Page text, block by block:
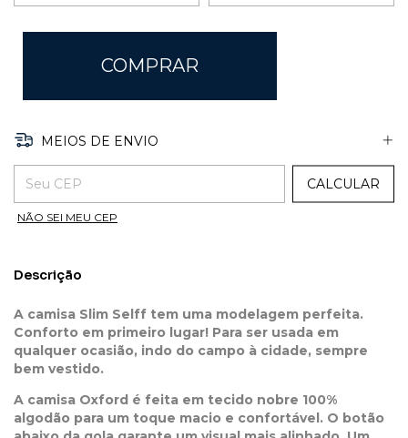
MEIOS DE ENVIO
ENTREGAS PARA O CEP:
CALCULAR
NÃO SEI MEU CEP
Descrição
A camisa Slim Selff tem uma modelagem perfeita.
Conforto em primeiro lugar! Para ser usada em
qualquer ocasião, indo do campo à cidade, sempre
bem vestido.
A camisa Oxford é feita em tecido nobre 100%
algodão para um toque macio e confortável. O botão